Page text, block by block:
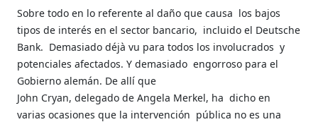
Sobre todo en lo referente al daño que causa los bajos
tipos de interés en el sector bancario, incluido el Deutsche
Bank. Demasiado déjà vu para todos los involucrados y
potenciales afectados. Y demasiado engorroso para el
Gobierno alemán. De allí que
John Cryan, delegado de Angela Merkel, ha dicho en
varias ocasiones que la intervención pública no es una